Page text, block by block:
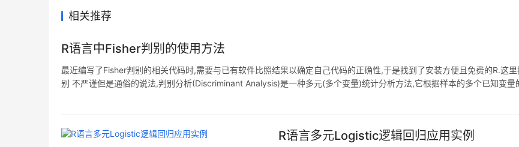
相关推荐
R语言中Fisher判别的使用方法
最近编写了Fisher判别的相关代码时,需要与已有软件比照结果以确定自己代码的正确性,于是找到了安装方便且免费的R.这
别 不严谨但是通俗的说法,判别分析(Discriminant Analysis)是一种多元(多个变量)统计分析方法,它根据样本的多个已知变
R语言多元Logistic逻辑回归应用实例